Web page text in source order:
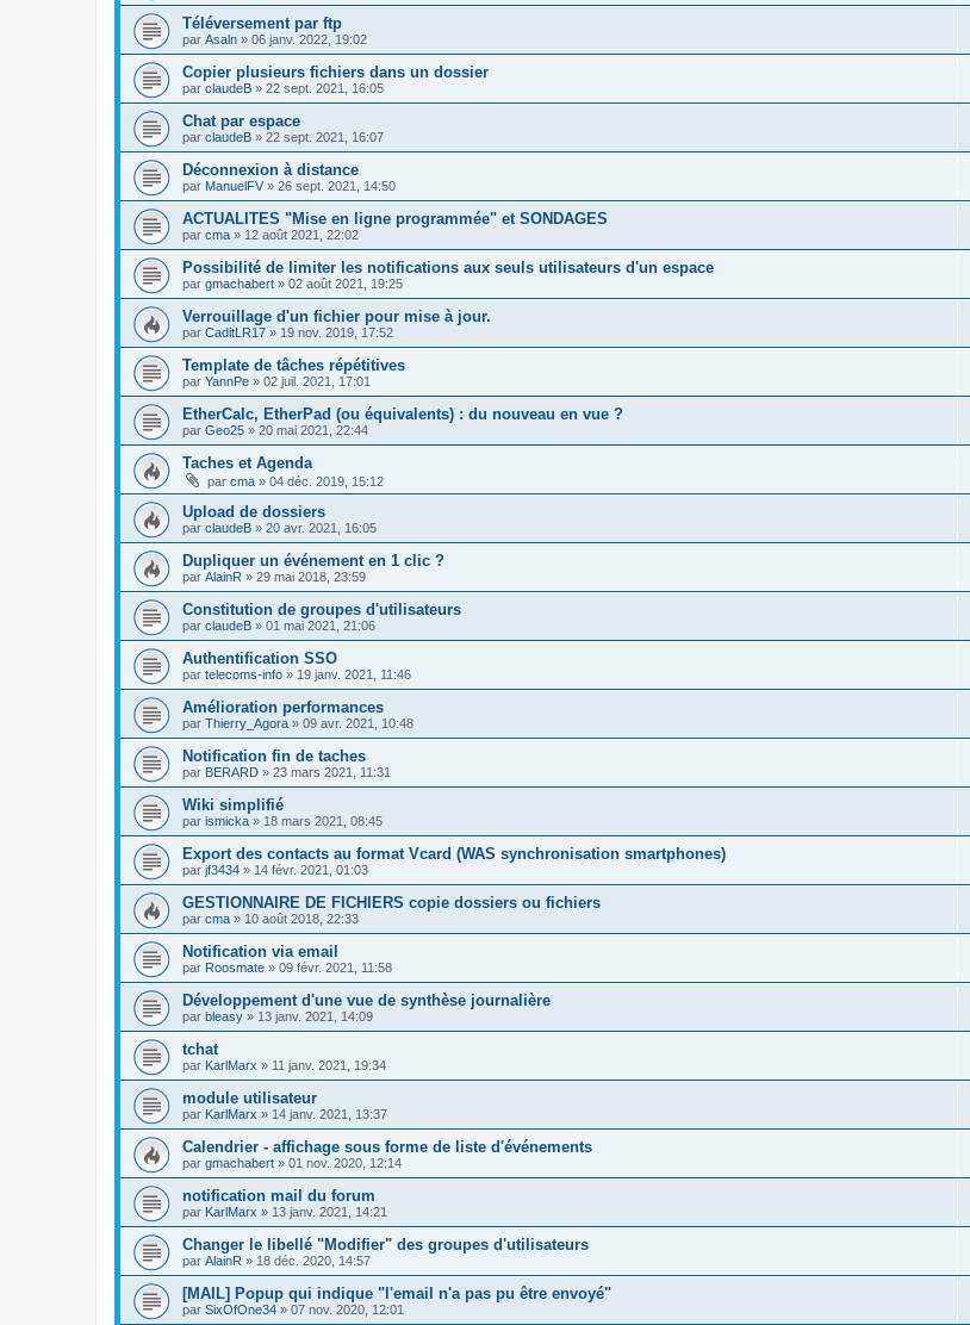
Téléversement par ftp
par Asaln » 06 janv. 2022, 19:02
Copier plusieurs fichiers dans un dossier
par claudeB » 22 sept. 2021, 16:05
Chat par espace
par claudeB » 22 sept. 2021, 16:07
Déconnexion à distance
par ManuelFV » 26 sept. 2021, 14:50
ACTUALITES "Mise en ligne programmée" et SONDAGES
par cma » 12 août 2021, 22:02
Possibilité de limiter les notifications aux seuls utilisateurs d'un espace
par gmachabert » 02 août 2021, 19:25
Verrouillage d'un fichier pour mise à jour.
par CaditLR17 » 19 nov. 2019, 17:52
Template de tâches répétitives
par YannPe » 02 juil. 2021, 17:01
EtherCalc, EtherPad (ou équivalents) : du nouveau en vue ?
par Geo25 » 20 mai 2021, 22:44
Taches et Agenda
par cma » 04 déc. 2019, 15:12
Upload de dossiers
par claudeB » 20 avr. 2021, 16:05
Dupliquer un événement en 1 clic ?
par AlainR » 29 mai 2018, 23:59
Constitution de groupes d'utilisateurs
par claudeB » 01 mai 2021, 21:06
Authentification SSO
par telecoms-info » 19 janv. 2021, 11:46
Amélioration performances
par Thierry_Agora » 09 avr. 2021, 10:48
Notification fin de taches
par BERARD » 23 mars 2021, 11:31
Wiki simplifié
par ismicka » 18 mars 2021, 08:45
Export des contacts au format Vcard (WAS synchronisation smartphones)
par jf3434 » 14 févr. 2021, 01:03
GESTIONNAIRE DE FICHIERS copie dossiers ou fichiers
par cma » 10 août 2018, 22:33
Notification via email
par Roosmate » 09 févr. 2021, 11:58
Développement d'une vue de synthèse journalière
par bleasy » 13 janv. 2021, 14:09
tchat
par KarlMarx » 11 janv. 2021, 19:34
module utilisateur
par KarlMarx » 14 janv. 2021, 13:37
Calendrier - affichage sous forme de liste d'événements
par gmachabert » 01 nov. 2020, 12:14
notification mail du forum
par KarlMarx » 13 janv. 2021, 14:21
Changer le libellé "Modifier" des groupes d'utilisateurs
par AlainR » 18 déc. 2020, 14:57
[MAIL] Popup qui indique "l'email n'a pas pu être envoyé"
par SixOfOne34 » 07 nov. 2020, 12:01